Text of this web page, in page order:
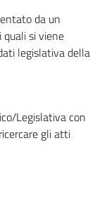
da un
si viene
legislativa della
Legislativa con
gli atti